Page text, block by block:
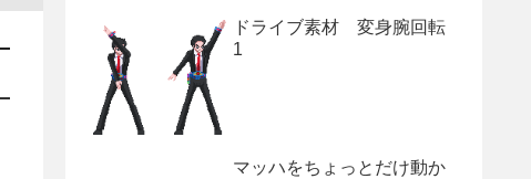
ドライブ素材 変身腕回転
1
マッハをちょっとだけ動か